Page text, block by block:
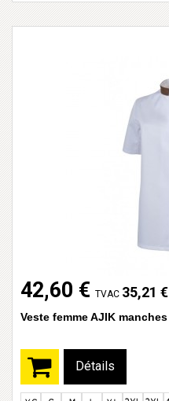
42,60 € TVAC 35,21 €
Veste femme AJIK
Détails